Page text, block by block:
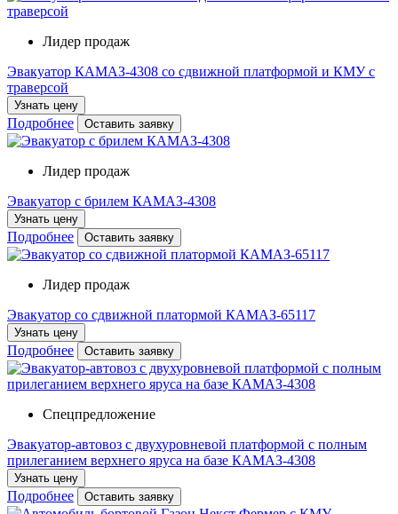
Лидер продаж
Эвакуатор КАМАЗ-4308 со сдвижной платформой и КМУ с
траверсой
Узнать цену
Подробнее Оставить заявку
Лидер продаж
Эвакуатор с брилем КАМАЗ-4308
Узнать цену
Подробнее Оставить заявку
Лидер продаж
Эвакуатор со сдвижной платормой КАМАЗ-65117
Узнать цену
Подробнее Оставить заявку
Спецпредложение
Эвакуатор-автовоз с двухуровневой платформой с полным
прилеганием верхнего яруса на базе КАМАЗ-4308
Узнать цену
Подробнее Оставить заявку